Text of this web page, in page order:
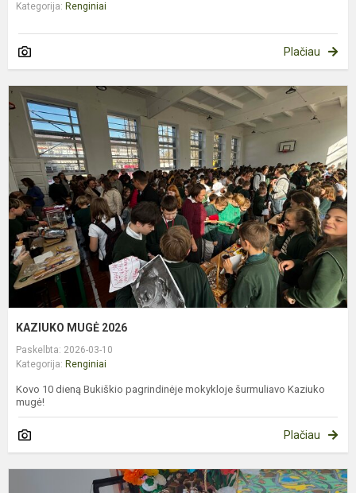
Kategorija: Renginiai
Plačiau
KAZIUKO MUGĖ 2026
Paskelbta: 2026-03-10
Kategorija: Renginiai
Kovo 10 dieną Bukiškio pagrindinėje mokykloje šurmuliavo Kaziuko
mugė!
Plačiau